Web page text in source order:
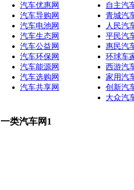
汽车优惠网
汽车导购网
汽车电池网
汽车生态网
汽车公益网
汽车环保网
汽车能源网
汽车选购网
汽车共享网
自主汽
青城汽
人民汽
平民汽
惠民汽
环球车
西游汽
家用汽
创新汽
大众汽
一类汽车网1